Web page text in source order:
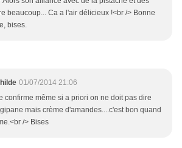
beaucoup... Ca a l'air délicieux !<br /> Bonne
bises.
01/07/2014 21:06
confirme même si a priori on ne doit pas dire
mais crème d'amandes....c'est bon quand
/> Bises